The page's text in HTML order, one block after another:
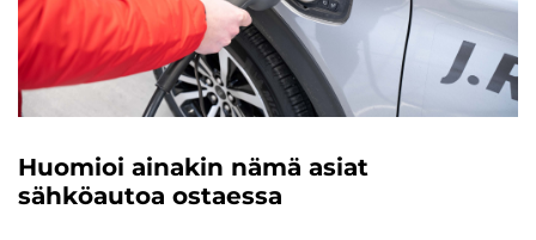
Huomioi ainakin nämä asiat
sähköautoa ostaessa